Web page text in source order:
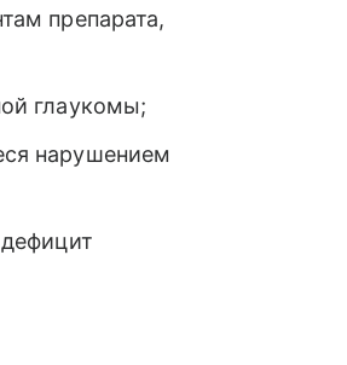
препарата,
глаукомы;
нарушением